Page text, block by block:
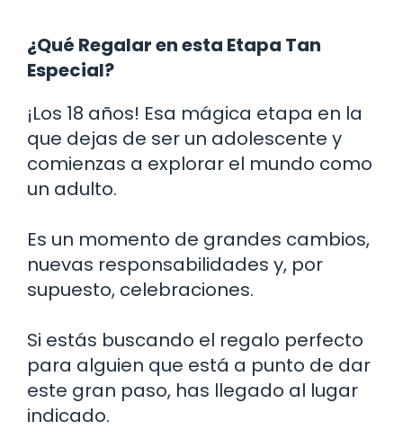
¿Qué Regalar en esta Etapa Tan
Especial?
¡Los 18 años! Esa mágica etapa en la
que dejas de ser un adolescente y
comienzas a explorar el mundo como
un adulto.
Es un momento de grandes cambios,
nuevas responsabilidades y, por
supuesto, celebraciones.
Si estás buscando el regalo perfecto
para alguien que está a punto de dar
este gran paso, has llegado al lugar
indicado.